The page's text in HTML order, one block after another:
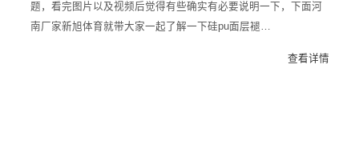
题，看完图片以及视频后觉得有些确实有必要说明一下，下面河
南厂家新旭体育就带大家一起了解一下硅pu面层褪…
查看详情